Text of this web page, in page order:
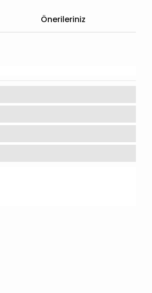
Önerileriniz